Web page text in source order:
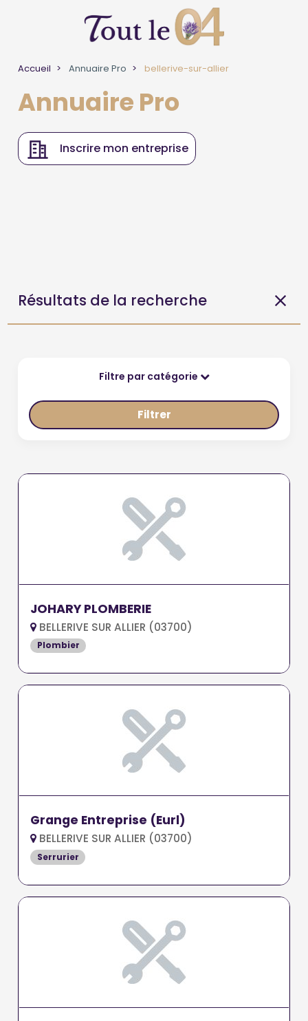
Accueil Annuaire Pro bellerive-sur-allier
Annuaire Pro
Inscrire mon entreprise
Résultats de la recherche
Filtre par catégorie
Filtrer
JOHARY PLOMBERIE
BELLERIVE SUR ALLIER (03700)
Plombier
Grange Entreprise (Eurl)
BELLERIVE SUR ALLIER (03700)
Serrurier